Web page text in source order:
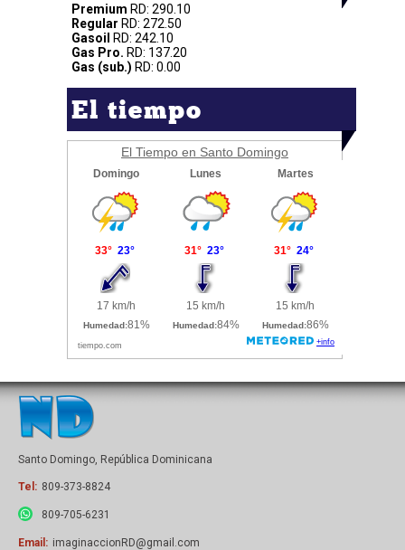
Premium RD: 290.10
Regular RD: 272.50
Gasoil
RD: 242.10
Gas Pro. RD: 137.20
Gas (sub.) RD: 0.00
El tiempo
El Tiempo en Santo Domingo
Santo Domingo, República Dominicana
Tel: 809-373-8824
809-705-6231
Email: imaginaccionRD@gmail.com